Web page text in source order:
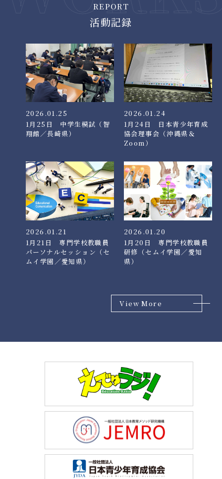
REPORT
活動記録
2026.01.25
1月25日 中学生模試（智
翔館／長崎県）
2026.01.24
1月24日 日本青少年育成
協会理事会（沖縄県＆
Zoom）
2026.01.21
1月21日 専門学校教職員
パーソナルセッション（セ
ムイ学園／愛知県）
2026.01.20
1月20日 専門学校教職員
研修（セムイ学園／愛知
県）
View More